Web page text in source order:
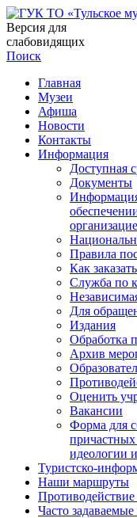
Версия для
слабовидящих
Поиск
Главная
Музеи
Афиша
Новости
Контакты
Информация
Доступная
Документы
Правила
Как
Служба по
Для
Издания
Обработка
Архив
Оценить
Вакансии
Форма для
идеологии
Туристско-
Наши маршруты
Часто